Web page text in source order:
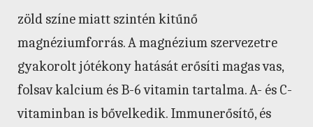
zöld színe miatt szintén kitűnő
magnéziumforrás. A magnézium szervezetre
gyakorolt jótékony hatását erősíti magas vas,
folsav kalcium és B-6 vitamin tartalma. A- és C-
vitaminban is bővelkedik. Immunerősítő, és